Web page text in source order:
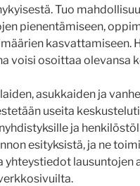
Tuo
pienentämiseen,
kasvattamiseen.
voisi osoittaa olevansa
asukkaiden ja
useita
ja
esityksistä, ja ne
yhteystiedot lausuntojen